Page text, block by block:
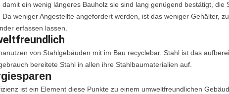
damit ein wenig längeres Bauholz sie sind lang genügend bestätigt, die
Da weniger Angestellte angefordert werden, ist das weniger Gehälter,
erfassen lassen.
von Stahlgebäuden mit im Bau recyclebar. Stahl ist das
bereitete Stahl in allen ihre Stahlbaumaterialien auf.
ist ein Element diese Punkte zu einem umweltfreundlichen